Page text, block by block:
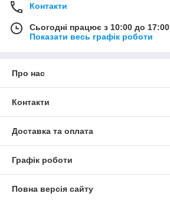
Контакти
Сьогодні працює з 10:00 до 17:00
Показати весь графік роботи
Про нас
Контакти
Доставка та оплата
Графік роботи
Повна версія сайту